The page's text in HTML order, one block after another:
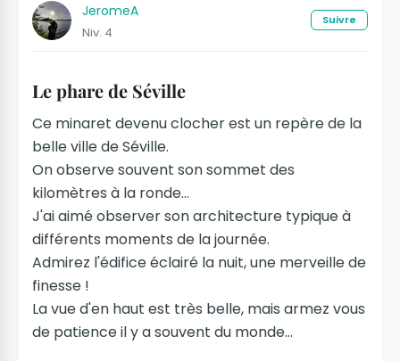
JeromeA
Niv. 4
Suivre
Le phare de Séville
Ce minaret devenu clocher est un repère de la
belle ville de Séville.
On observe souvent son sommet des
kilomètres à la ronde...
J'ai aimé observer son architecture typique à
différents moments de la journée.
Admirez l'édifice éclairé la nuit, une merveille de
finesse !
La vue d'en haut est très belle, mais armez vous
de patience il y a souvent du monde...